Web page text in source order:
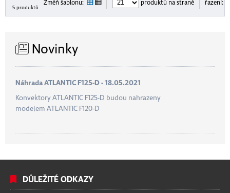
5 produktů
Změň šablonu: produktů na straně řazení:
Novinky
Náhrada ATLANTIC F125-D - 18.05.2021
Konvektory ATLANTIC F125-D budou nahrazeny
modelem ATLANTIC F120-D
DŮLEŽITÉ ODKAZY